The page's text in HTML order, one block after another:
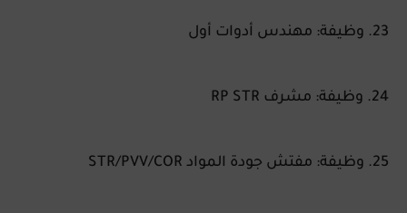
23. وظيفة: مهندس أدوات أول
24. وظيفة: مشرف RP STR
25. وظيفة: مفتش جودة المواد STR/PVV/COR